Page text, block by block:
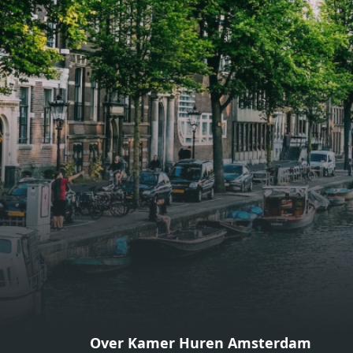
gezellige zithoek én een stijlvolle
eethoek. De keuken is van alle
gemakken voorzien, perfect voor het
bereiden van heerlijke maaltijden.
Vanuit de woonkamer stap je zo het
balkon op, waar je kunt genieten
van een prachtig uitzicht en een
moment van rust. De woning
beschikt over twee comfortabele
slaapkamers van respectievelijk 12,1
m² en 8 m². Beide kamers bieden tal
van mogelijkheden, zoals een fijne
werkplek, een logeerkamer of een
persoonlijke slaapkamer. De
gemak en privacy. Gelegen in een
van
m²
van
Over Kamer Huren Amsterdam